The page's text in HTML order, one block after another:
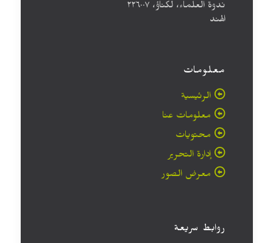
ندوة العلماء، لكناؤ، ۲۲٦۰۰۷
الهند
معلومات
الرئيسية
معلومات عنا
محتويات
إدارة التحرير
معرض الصور
روابط سريعة